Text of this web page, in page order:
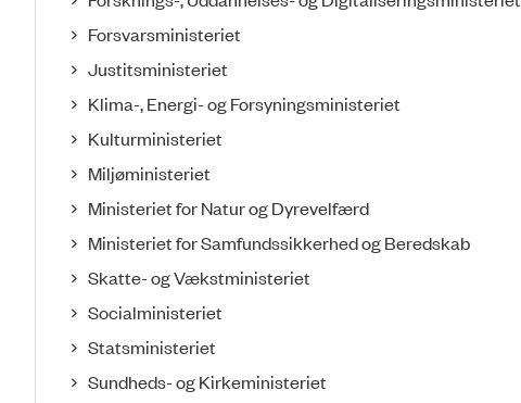
Forsvarsministeriet
Justitsministeriet
Klima-, Energi- og Forsyningsministeriet
Kulturministeriet
Miljøministeriet
Ministeriet for Natur og Dyrevelfærd
Ministeriet for Samfundssikkerhed og Beredskab
Skatte- og Vækstministeriet
Socialministeriet
Statsministeriet
Sundheds- og Kirkeministeriet